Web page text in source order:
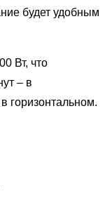
будет удобным
Вт, что
– в
горизонтальном.